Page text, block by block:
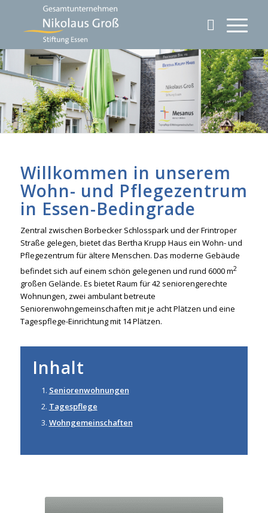
Willkommen in unserem
Wohn- und Pflegezentrum
in Essen-Bedingrade
Zentral zwischen Borbecker Schlosspark und der Frintroper
Straße gelegen, bietet das Bertha Krupp Haus ein Wohn- und
Pflegezentrum für ältere Menschen. Das moderne Gebäude
befindet sich auf einem schön gelegenen und rund 6000 m2
großen Gelände. Es bietet Raum für 42 seniorengerechte
Wohnungen, zwei ambulant betreute
Seniorenwohngemeinschaften mit je acht Plätzen und eine
Tagespflege-Einrichtung mit 14 Plätzen.
Inhalt
Seniorenwohnungen
Tagespflege
Wohngemeinschaften